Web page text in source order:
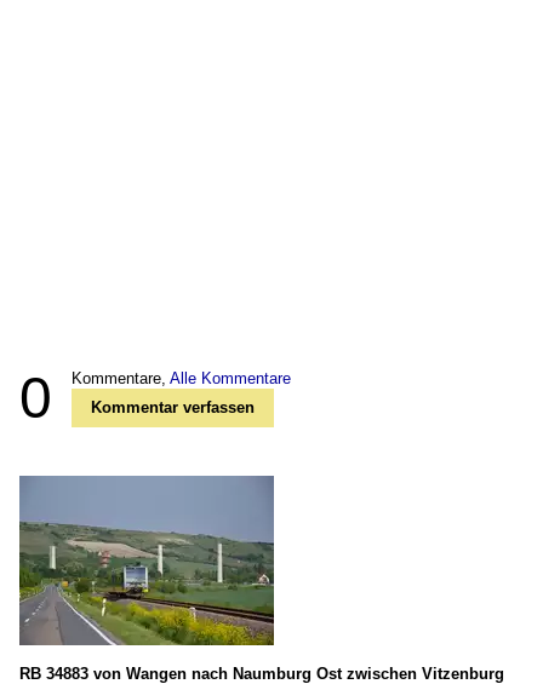
0 Kommentare, Alle Kommentare
Kommentar verfassen
RB 34883 von Wangen nach Naumburg Ost zwischen Vitzenburg